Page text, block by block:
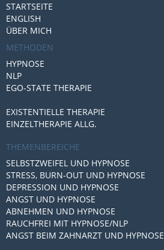
STARTSEITE
ENGLISH
ÜBER MICH
METHODEN
HYPNOSE
NLP
EGO-STATE THERAPIE
EXISTENTIELLE THERAPIE
EINZELTHERAPIE ALLG.
THEMENBEREICHE
SELBSTZWEIFEL UND HYPNOSE
STRESS, BURN-OUT UND HYPNOSE
DEPRESSION UND HYPNOSE
ANGST UND HYPNOSE
ABNEHMEN UND HYPNOSE
RAUCHFREI MIT HYPNOSE/NLP
ANGST BEIM ZAHNARZT UND HYPNOSE